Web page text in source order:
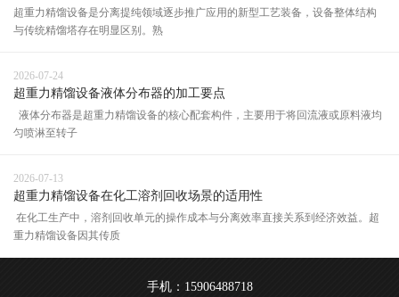
超重力精馏设备是分离提纯领域逐步推广应用的新型工艺装备，设备整体结构
与传统精馏塔存在明显区别。熟
2026-07-24
超重力精馏设备液体分布器的加工要点
液体分布器是超重力精馏设备的核心配套构件，主要用于将回流液或原料液均
匀喷淋至转子
2026-07-13
超重力精馏设备在化工溶剂回收场景的适用性
在化工生产中，溶剂回收单元的操作成本与分离效率直接关系到经济效益。超
重力精馏设备因其传质
手机：15906488718